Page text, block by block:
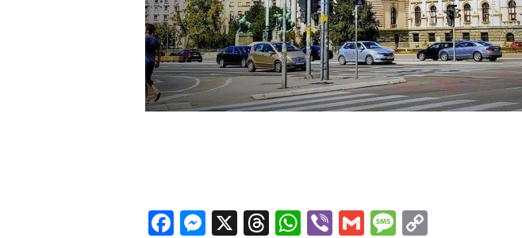
Facebook
Messenger
X Threads
WhatsApp
ViberGmailMessage